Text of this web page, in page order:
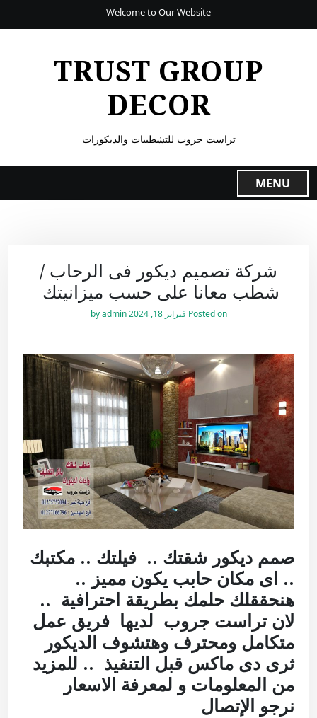
Welcome to Our Website
TRUST GROUP
DECOR
تراست جروب للتشطيبات والديكورات
MENU
شركة تصميم ديكور فى الرحاب /
شطب معانا على حسب ميزانيتك
Posted on فبراير 18, 2024 by
admin
صمم ديكور شقتك .. فيلتك .. مكتبك
.. اى مكان حابب يكون مميز ..
هنحققلك حلمك بطريقة احترافية ..
لان تراست جروب لديها فريق عمل
متكامل ومحترف وهتشوف الديكور
ثرى دى ماكس قبل التنفيذ .. للمزيد
من المعلومات و لمعرفة الاسعار
نرجو الإتصال